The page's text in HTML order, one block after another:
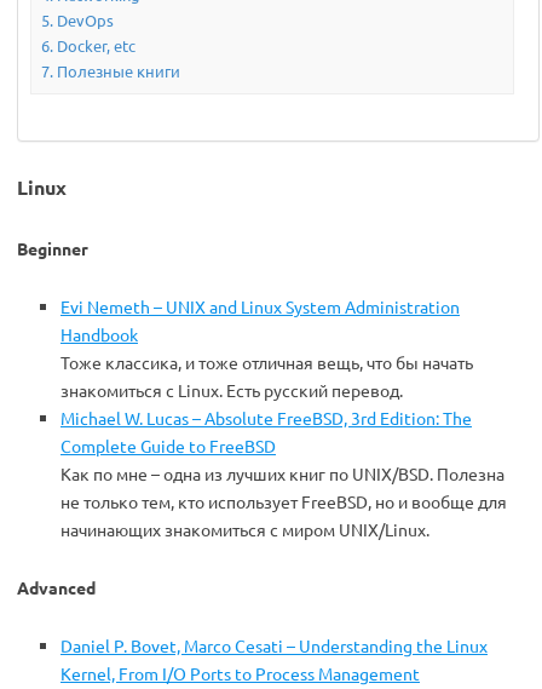
DevOps
Docker, etc
Полезные книги
Linux
Beginner
Evi Nemeth – UNIX and Linux System Administration
Handbook
Тоже классика, и тоже отличная вещь, что бы начать
знакомиться с Linux. Есть русский перевод.
Michael W. Lucas – Absolute FreeBSD, 3rd Edition: The
Complete Guide to FreeBSD
Как по мне – одна из лучших книг по UNIX/BSD. Полезна
не только тем, кто использует FreeBSD, но и вообще для
начинающих знакомиться с миром UNIX/Linux.
Advanced
Daniel P. Bovet, Marco Cesati – Understanding the Linux
Kernel, From I/O Ports to Process Management